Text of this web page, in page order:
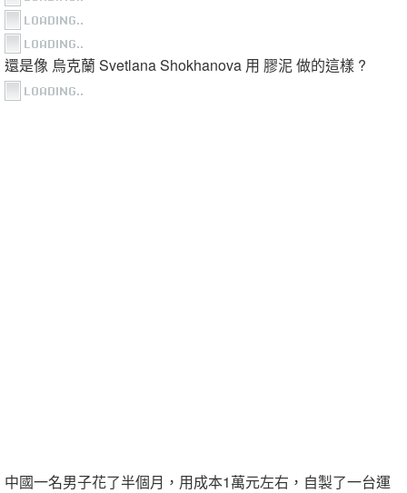
還是像 烏克蘭 Svetlana Shokhanova 用 膠泥 做的這樣 ?
中國一名男子花了半個月，用成本1萬元左右，自製了一台運